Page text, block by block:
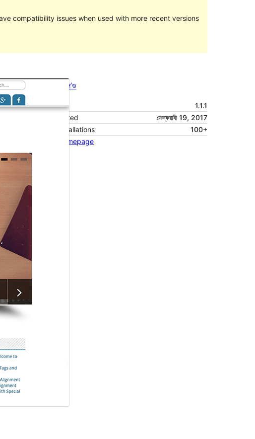
compatibility issues when used with more recent versions
ডাউনল’ড
Version
1.1.1
Last updated
ফেব্ৰুৱাৰী 19, 2017
Active installations
100+
Theme homepage